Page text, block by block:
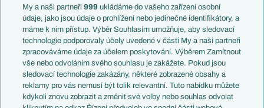
Témata
Představení týmů MS
EuroSkauting
PL v kostce
Evropské koeficienty
Přestupy
Přestupové spekulace
Zranění
Francie
Itálie
Německo
Španělsko
Argentina
Brazílie
Přestupy
Zápasy
My a naši partneři999 ukládáme do vašeho zařízení osobní
údaje, jako jsou údaje o prohlížení nebo jedinečné identifikátory, a
máme k nim přístup. Výběr Souhlasím umožňuje, aby sledovací
technologie podporovaly účely uvedené v části My a naši partneři
zpracováváme údaje za účelem poskytování. Výběrem Zamítnout
vše nebo odvoláním svého souhlasu je zakážete. Pokud jsou
sledovací technologie zakázány, některé zobrazené obsahy a
reklamy pro vás nemusí být tolik relevantní. Tuto nabídku můžete
kdykoli znovu zobrazit a změnit své volby nebo souhlas odvolat